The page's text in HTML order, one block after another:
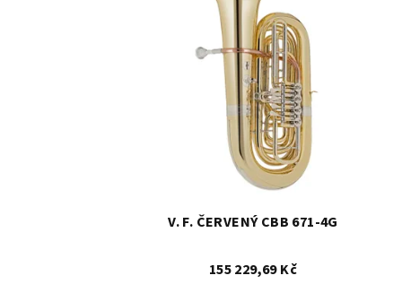
V. F. ČERVENÝ CBB 671-4G
155 229,69 Kč